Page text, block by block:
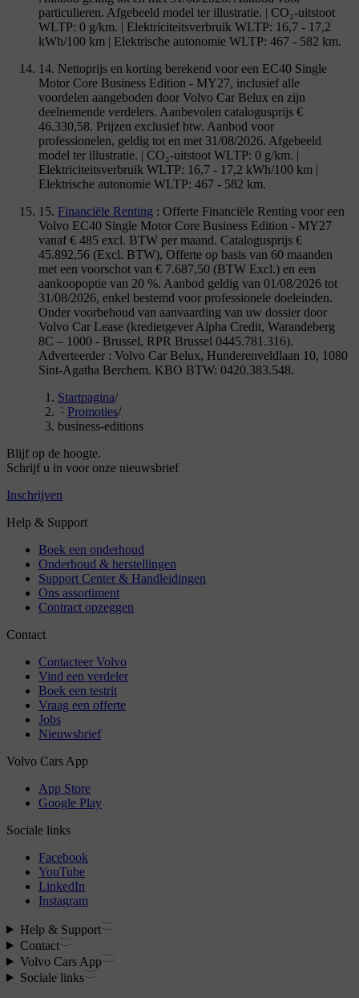
particulieren. Afgebeeld model ter illustratie. | CO₂-uitstoot
WLTP: 0 g/km. | Elektriciteitsverbruik WLTP: 16,7 - 17,2
kWh/100 km | Elektrische autonomie WLTP: 467 - 582 km.
14. Nettoprijs en korting berekend voor een EC40 Single
Motor Core Business Edition - MY27, inclusief alle
voordelen aangeboden door Volvo Car Belux en zijn
deelnemende verdelers. Aanbevolen catalogusprijs €
46.330,58. Prijzen exclusief btw. Aanbod voor
professionelen, geldig tot en met 31/08/2026. Afgebeeld
model ter illustratie. | CO₂-uitstoot WLTP: 0 g/km. |
Elektriciteitsverbruik WLTP: 16,7 - 17,2 kWh/100 km |
Elektrische autonomie WLTP: 467 - 582 km.
15. Financiële Renting : Offerte Financiële Renting voor een
Volvo EC40 Single Motor Core Business Edition - MY27
vanaf € 485 excl. BTW per maand. Catalogusprijs €
45.892,56 (Excl. BTW), Offerte op basis van 60 maanden
met een voorschot van € 7.687,50 (BTW Excl.) en een
aankoopoptie van 20 %. Aanbod geldig van 01/08/2026 tot
31/08/2026, enkel bestemd voor professionele doeleinden.
Onder voorbehoud van aanvaarding van uw dossier door
Volvo Car Lease (kredietgever Alpha Credit, Warandeberg
8C – 1000 - Brussel, RPR Brussel 0445.781.316).
Adverteerder : Volvo Car Belux, Hunderenveldlaan 10, 1080
Sint-Agatha Berchem. KBO BTW: 0420.383.548.
Startpagina/
Promoties/
business-editions